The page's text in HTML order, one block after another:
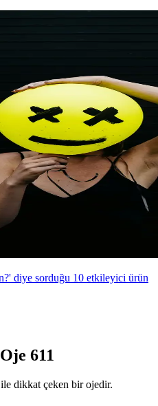
diye sorduğu 10 etkileyici ürün
611
dikkat çeken bir ojedir.